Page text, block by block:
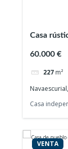
Casa
60.000 €
227 m²
Casa
VENTA